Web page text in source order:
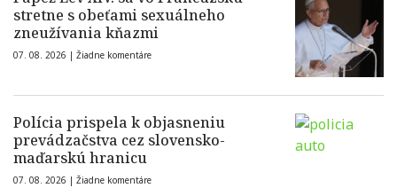
stretne s obeťami sexuálneho
zneužívania kňazmi
07. 08. 2026 | Žiadne komentáre
Polícia prispela k objasneniu
prevádzačstva cez slovensko-
maďarskú hranicu
07. 08. 2026 | Žiadne komentáre